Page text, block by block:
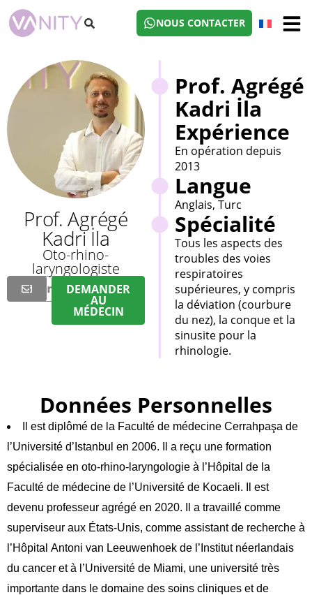
NOUS CONTACTER
Prof. Agrégé
Kadri İla
Oto-rhino-
laryngologiste
DEMANDER
AU
MÉDECIN
Prof. Agrégé
Kadri İla
Expérience
En opération depuis
2013
Langue
Anglais, Turc
Spécialité
Tous les aspects des
troubles des voies
respiratoires
supérieures, y compris
la déviation (courbure
du nez), la conque et la
sinusite pour la
rhinologie.
Données Personnelles
Il est diplômé de la Faculté de médecine Cerrahpaşa de
l’Université d’Istanbul en 2006. Il a reçu une formation
spécialisée en oto-rhino-laryngologie à l’Hôpital de la
Faculté de médecine de l’Université de Kocaeli. Il est
devenu professeur agrégé en 2020. Il a travaillé comme
superviseur aux États-Unis, comme assistant de recherche à
l’Hôpital Antoni van Leeuwenhoek de l’Institut néerlandais
du cancer et à l’Université de Miami, une université très
importante dans le domaine des soins cliniques et de